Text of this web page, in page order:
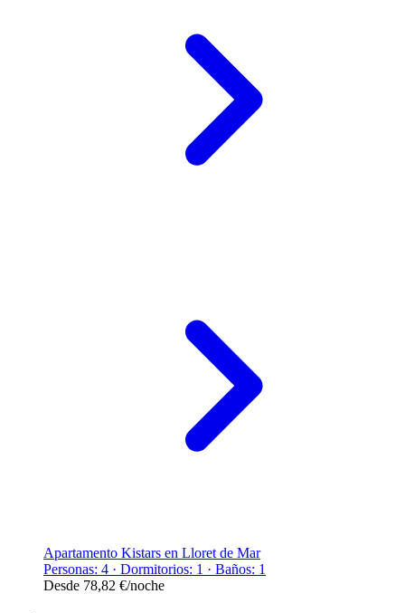
Apartamento Kistars en Lloret de Mar
Personas: 4 · Dormitorios: 1 · Baños: 1
Desde 78,82 €/noche